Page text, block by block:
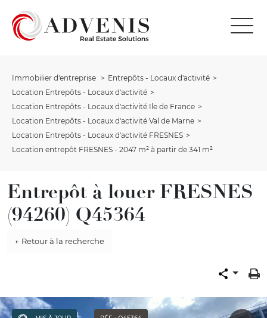
Immobilier d'entreprise
Entrepôts - Locaux d'activité
Location Entrepôts - Locaux d'activité
Location Entrepôts - Locaux d'activité Ile de France
Location Entrepôts - Locaux d'activité Val de Marne
Location Entrepôts - Locaux d'activité FRESNES
Location entrepôt FRESNES - 2047 m² à partir de 341 m²
Entrepôt à louer FRESNES
(94260) Q45364
← Retour à la recherche